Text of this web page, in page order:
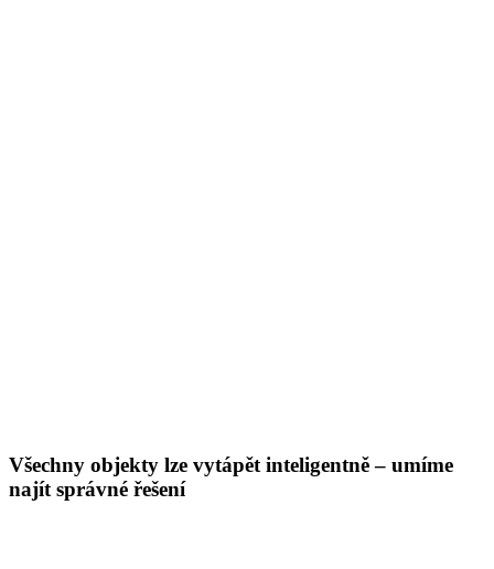
Všechny objekty lze vytápět inteligentně – umíme
najít správné řešení